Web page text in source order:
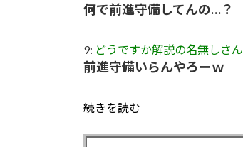
何で前進守備してんの…？
9: どうですか解説の名無しさん
前進守備いらんやろーｗ
続きを読む